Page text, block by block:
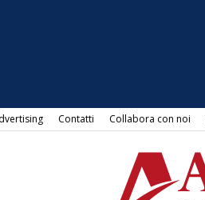
Contatti Collabora con noi